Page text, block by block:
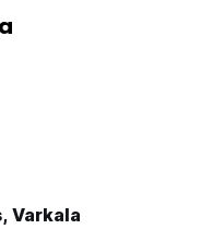
Varkala